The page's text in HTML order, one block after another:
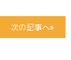
次の記事へ»